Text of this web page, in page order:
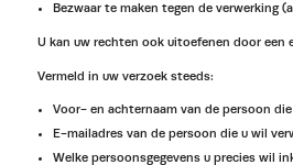
Bezwaar te maken tegen de verwerking
U kan uw rechten ook uitoefenen door een
Vermeld in uw verzoek steeds:
Voor- en achternaam van de persoon
E-mailadres van de persoon die u wil
Welke persoonsgegevens u precies wil